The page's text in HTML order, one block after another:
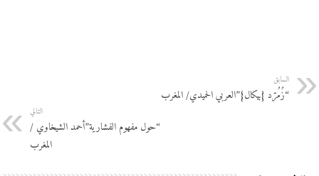
السابق
“زُمُرّد {بيكال}”العربي الحميدي/ المغرب
التالي
“حول مفهوم الفشارية”أحمد الشيخاوي /
المغرب